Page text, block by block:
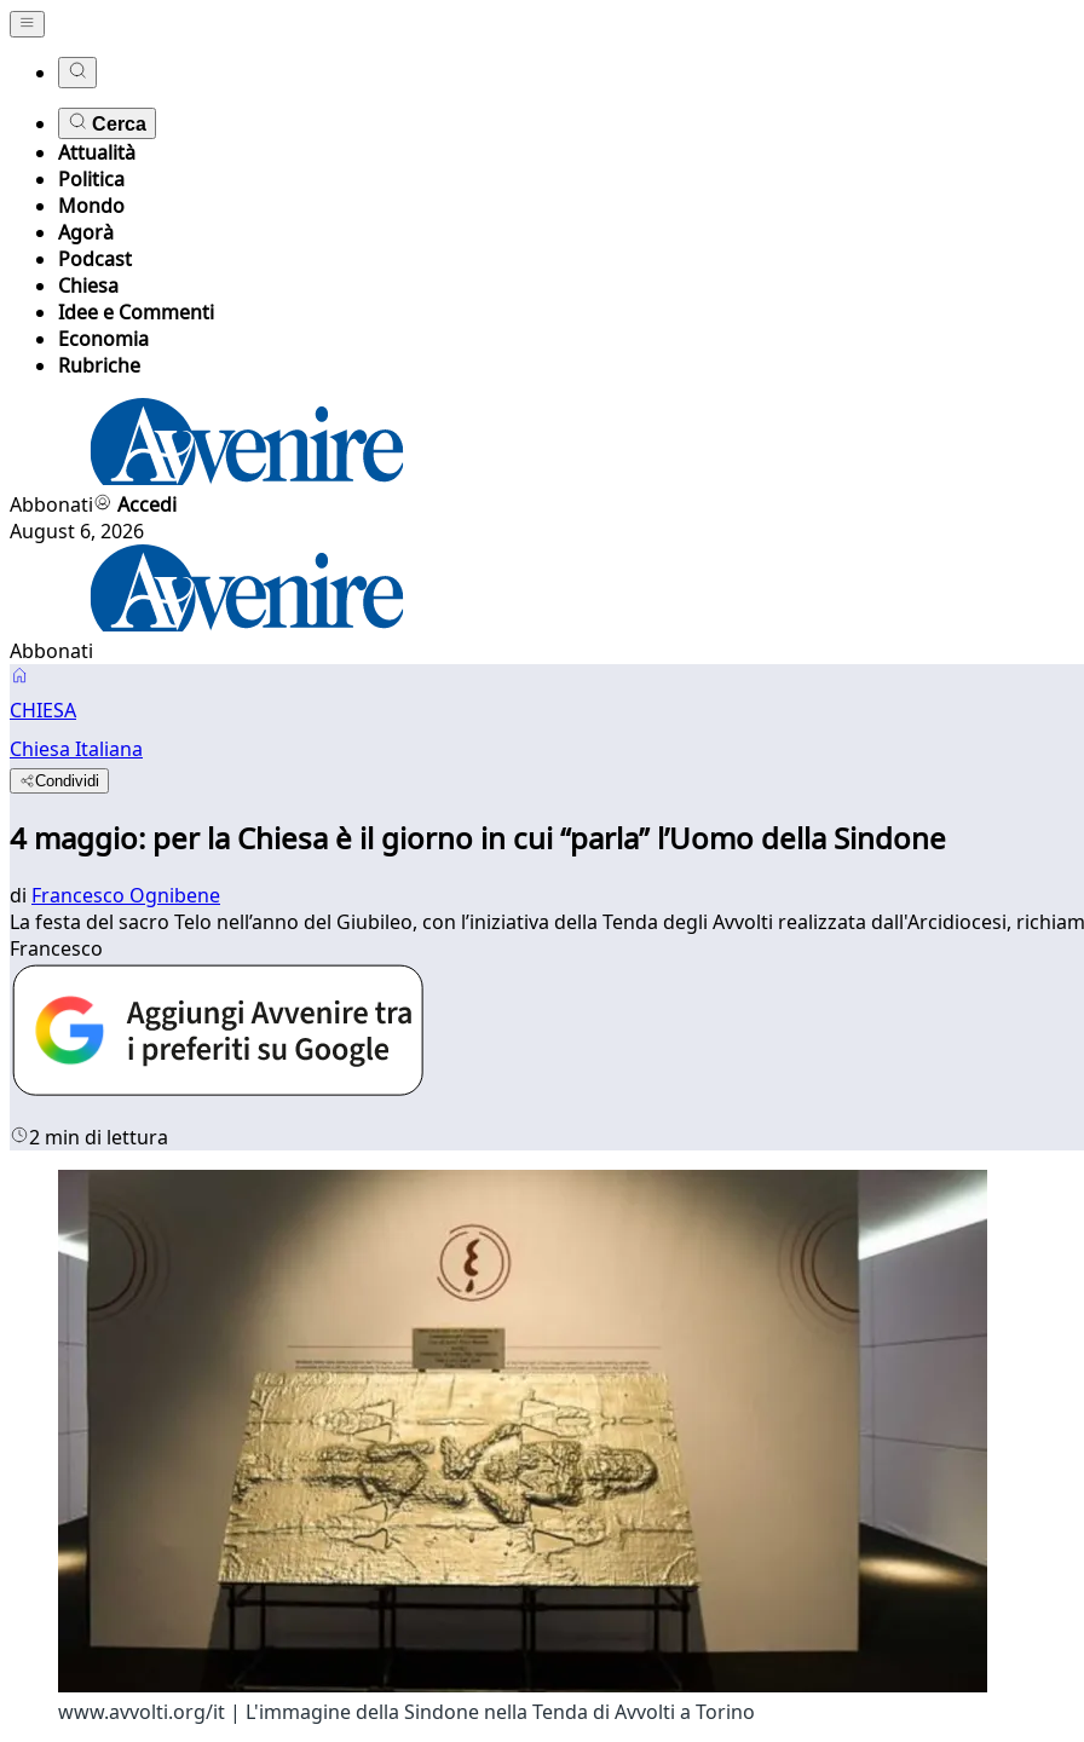
Cerca
Attualità
Politica
Mondo
Agorà
Podcast
Chiesa
Idee e Commenti
Economia
Rubriche
Abbonati
Accedi
August 6, 2026
Abbonati
CHIESA
Chiesa Italiana
Condividi
4 maggio: per la Chiesa è il giorno in cui “parla” l’Uomo della Sindone
di Francesco Ognibene
La festa del sacro Telo nell’anno del Giubileo, con l’iniziativa della Tenda degli Avvolti realizzata dall'Arcidiocesi,
Francesco
2 min di lettura
www.avvolti.org/it | L'immagine della Sindone nella Tenda di Avvolti a Torino